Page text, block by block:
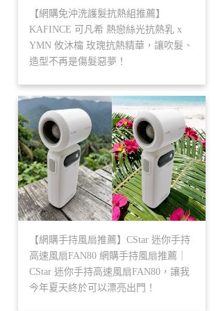
【網購免沖洗護髮抗熱組推薦】
KAFINCE 可凡希 熱戀絲光抗熱乳 x
YMN 攸沐橣 玫瑰抗熱精華，讓吹髮、
造型不再是傷髮惡夢！
【網購手持風扇推薦】CStar 迷你手持
高速風扇FAN80 網購手持風扇推薦｜
CStar 迷你手持高速風扇FAN80，讓我
今年夏天終於可以漂亮出門！